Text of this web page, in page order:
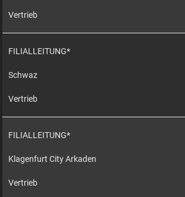
Vertrieb
FILIALLEITUNG*
Schwaz
Vertrieb
FILIALLEITUNG*
Klagenfurt City Arkaden
Vertrieb